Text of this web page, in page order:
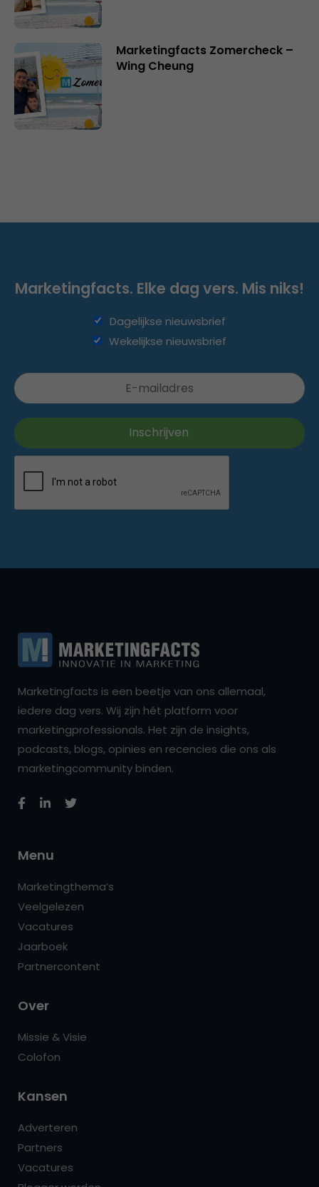
Marketingfacts Zomercheck –
Wing Cheung
Marketingfacts. Elke dag vers. Mis niks!
Dagelijkse nieuwsbrief
Wekelijkse nieuwsbrief
Marketingfacts is een beetje van ons allemaal,
iedere dag vers. Wij zijn hét platform voor
marketingprofessionals. Het zijn de insights,
podcasts, blogs, opinies en recencies die ons als
marketingcommunity binden.
Menu
Marketingthema’s
Veelgelezen
Vacatures
Jaarboek
Partnercontent
Over
Missie & Visie
Colofon
Kansen
Adverteren
Partners
Vacatures